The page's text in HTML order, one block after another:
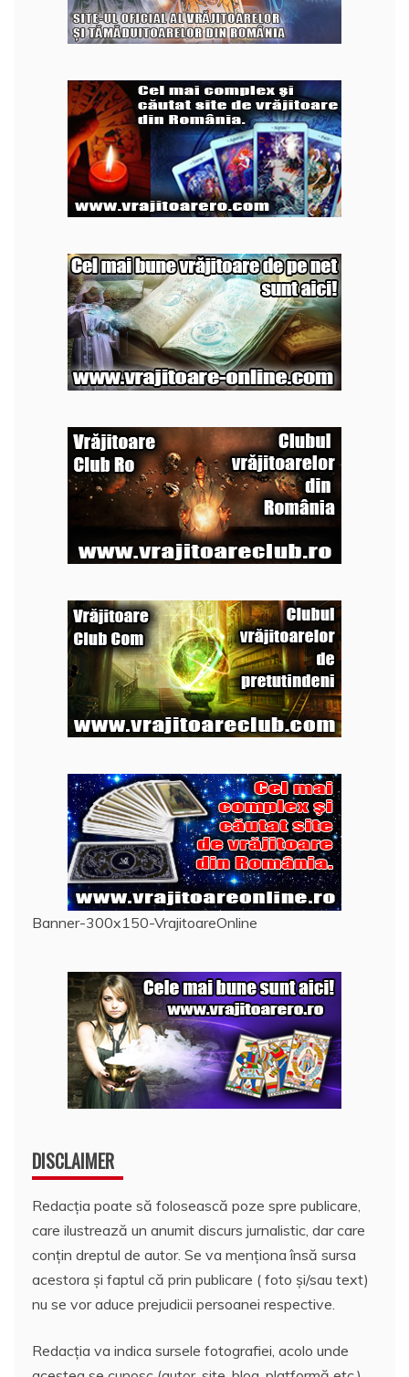
Banner-300x150-VrajitoareOnline
DISCLAIMER
Redacția poate să folosească poze spre publicare,
care ilustrează un anumit discurs jurnalistic, dar care
conțin dreptul de autor. Se va menționa însă sursa
acestora și faptul că prin publicare ( foto și/sau text)
nu se vor aduce prejudicii persoanei respective.
Redacția va indica sursele fotografiei, acolo unde